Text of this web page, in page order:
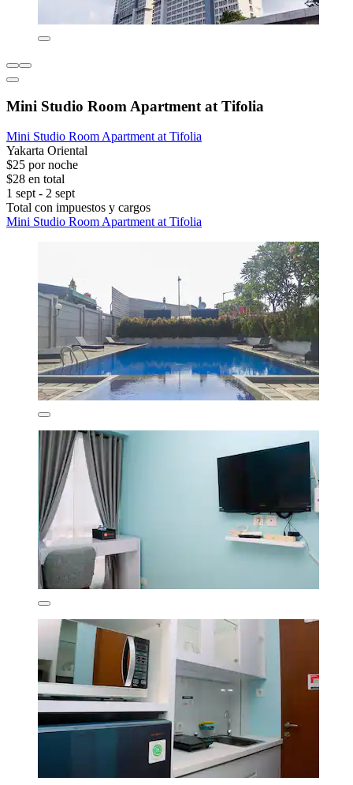
Mini Studio Room Apartment at Tifolia
Mini Studio Room Apartment at Tifolia
Yakarta Oriental
$25 por noche
$28 en total
1 sept - 2 sept
Total con impuestos y cargos
Mini Studio Room Apartment at Tifolia